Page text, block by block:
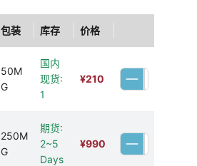
包装 库存 价格
50M
G
国内
现货:
1
¥210
250M
G
期货:
2~5
Days
¥990